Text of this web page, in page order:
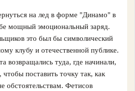
на лед в форме "Динамо" в
мощный эмоциональный заряд.
это был бы символический
клубу и отечественной публике.
возвращались туда, где начинали,
поставить точку так, как
обстоятельствам. Фетисов